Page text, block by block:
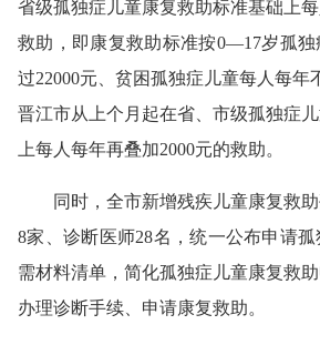
省级孤独症儿童康复救助标准基础上
救助，即康复救助标准按0—17岁孤独
过22000元、贫困孤独症儿童每人每年
晋江市从上个月起在省、市级孤独症
上每人每年再叠加2000元的救助。
同时，全市新增残疾儿童康复救助
8家、诊断医师28名，统一公布申请
需材料清单，简化孤独症儿童康复救
办理诊断手续、申请康复救助。